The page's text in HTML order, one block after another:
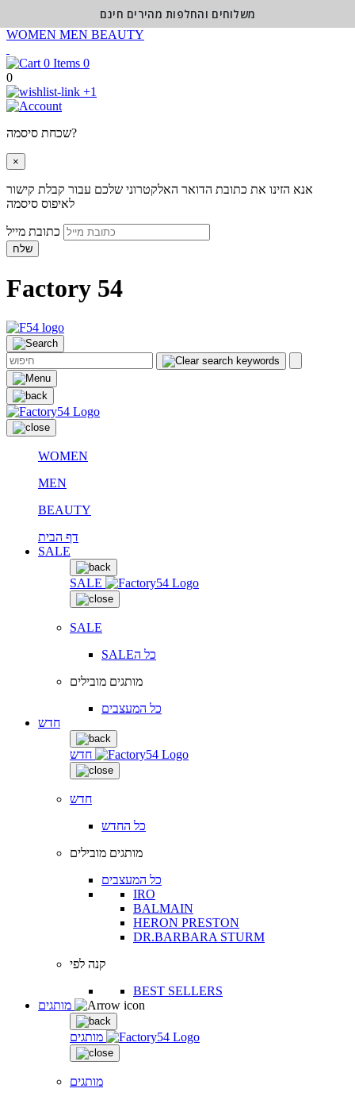
WOMEN MEN BEAUTY
0
0
+1
שכחת סיסמה?
×
אנא הזינו את כתובת הדואר האלקטרוני שלכם עבור קבלת קישור
לאיפוס סיסמה
שלח
Factory 54
WOMEN
MEN
BEAUTY
דף הבית
SALE
SALE
SALE
SALEכל ה
מותגים מובילים
כל המעצבים
חדש
חדש
חדש
כל החדש
מותגים מובילים
כל המעצבים
IRO
BALMAIN
HERON PRESTON
DR.BARBARA STURM
קנה לפי
BEST SELLERS
מותגים
מותגים
משלוחים והחלפות מהירים חינם